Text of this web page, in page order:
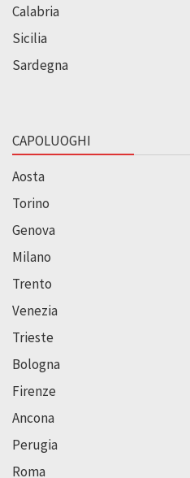
Calabria
Sicilia
Sardegna
CAPOLUOGHI
Aosta
Torino
Genova
Milano
Trento
Venezia
Trieste
Bologna
Firenze
Ancona
Perugia
Roma